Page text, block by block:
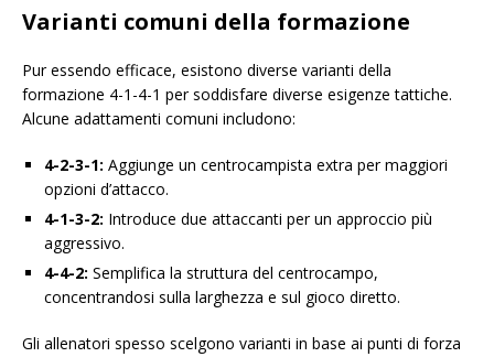
Varianti comuni della formazione
Pur essendo efficace, esistono diverse varianti della
formazione 4-1-4-1 per soddisfare diverse esigenze tattiche.
Alcune adattamenti comuni includono:
4-2-3-1: Aggiunge un centrocampista extra per maggiori
opzioni d’attacco.
4-1-3-2: Introduce due attaccanti per un approccio più
aggressivo.
4-4-2: Semplifica la struttura del centrocampo,
concentrandosi sulla larghezza e sul gioco diretto.
Gli allenatori spesso scelgono varianti in base ai punti di forza